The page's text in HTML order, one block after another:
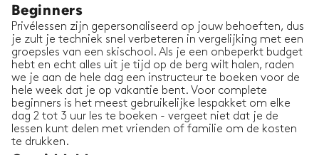
Beginners
Privélessen zijn gepersonaliseerd op jouw behoeften, dus
je zult je techniek snel verbeteren in vergelijking met een
groepsles van een skischool. Als je een onbeperkt budget
hebt en echt alles uit je tijd op de berg wilt halen, raden
we je aan de hele dag een instructeur te boeken voor de
hele week dat je op vakantie bent. Voor complete
beginners is het meest gebruikelijke lespakket om elke
dag 2 tot 3 uur les te boeken - vergeet niet dat je de
lessen kunt delen met vrienden of familie om de kosten
te drukken.